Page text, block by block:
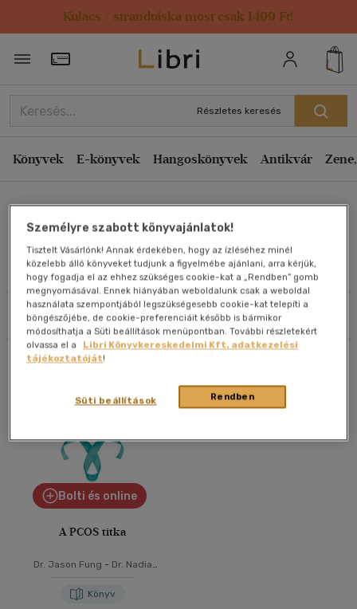
Kulacs / strandtáska most csak 1499 Ft!
Törzsvásárlói Kártya adatai
Részletes keresés
Könyvek E-könyvek Hangoskönyvek Antikvár
Dr. Nadia Brito Pateguana
Művei
Szűrés Rendezés
Rendezés
Kiadás éve szerint csökkenő
Ár szerint csökkenő
Eladott darabszám szerint csökkenő
Eladott darabszám szerint növekvő
Cím szerint A-Z
Szerző szerint A-Z
Megjelenítés
20 db / oldal
Alkalmaz
Bolti és online
A PCOS titka
Dr. Jason Fung - Dr. Nadia
Könyv
Személyre szabott könyvajánlatok!
Tisztelt Vásárlónk! Annak érdekében, hogy az ízléséhez minél
közelebb álló könyveket tudjunk a figyelmébe ajánlani, arra kérjük,
hogy fogadja el az ehhez szükséges cookie-kat a „Rendben” gomb
megnyomásával. Ennek hiányában weboldalunk csak a weboldal
használata szempontjából legszükségesebb cookie-kat telepíti a
böngészőjébe, de cookie-preferenciáit később is bármikor
módosíthatja a Süti beállítások menüpontban. További részletekért
olvassa el a
Libri Könyvkereskedelmi Kft. adatkezelési
tájékoztatóját!
Rendben
Süti beállítások